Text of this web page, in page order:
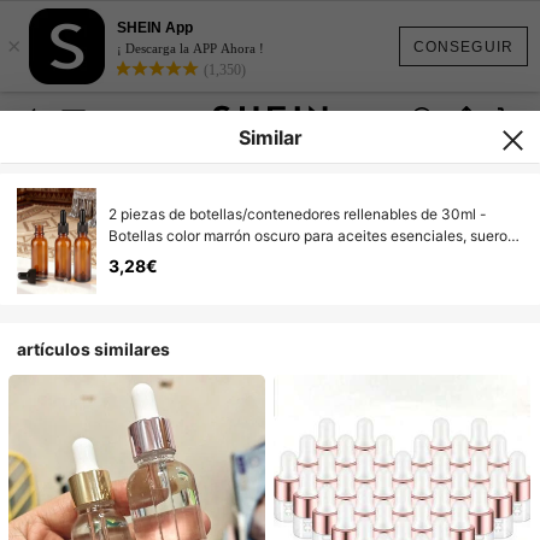
CONSEGUIR
×
SHEIN App
¡ Descarga la APP Ahora !
(1,350)
Similar
2 piezas de botellas/contenedores rellenables de 30ml -
Botellas color marrón oscuro para aceites esenciales, sueros,
botellas con cuentagotas de tamaño de viaje
3,28€
artículos similares